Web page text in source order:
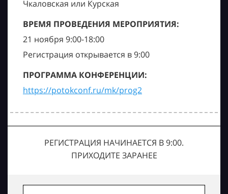
Чкаловская или Курская
ВРЕМЯ ПРОВЕДЕНИЯ МЕРОПРИЯТИЯ:
21 ноября 9:00-18:00
Регистрация открывается в 9:00
ПРОГРАММА КОНФЕРЕНЦИИ:
https://potokconf.ru/mk/prog2
РЕГИСТРАЦИЯ НАЧИНАЕТСЯ В 9:00.
ПРИХОДИТЕ ЗАРАНЕЕ